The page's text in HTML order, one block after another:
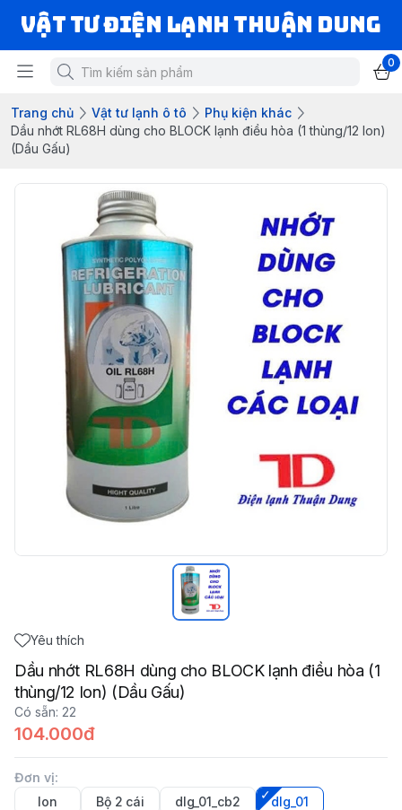
VẬT TƯ ĐIỆN LẠNH THUẬN DUNG
0
Trang chủ Vật tư lạnh ô tô
Phụ kiện khác
Dầu nhớt RL68H dùng cho BLOCK lạnh điều hòa (1 thùng/12 lon)
(Dầu Gấu)
Yêu thích
Dầu nhớt RL68H dùng cho BLOCK lạnh điều hòa (1
thùng/12 lon) (Dầu Gấu)
Có sẵn: 22
104.000đ
Đơn vị:
lon
Bộ 2 cái dlg_01_cb2
dlg_01